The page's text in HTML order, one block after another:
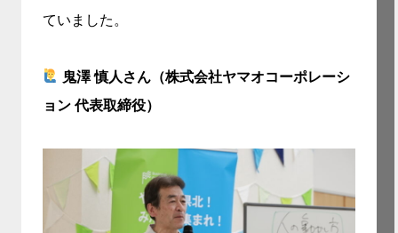
ていました。
鬼澤 慎人さん（株式会社ヤマオコーポレーシ
ョン 代表取締役）